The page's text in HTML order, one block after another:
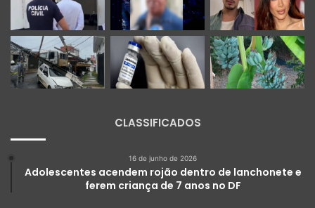
CLASSIFICADOS
16 de junho de 2026
Adolescentes acendem rojão dentro de lanchonete e
ferem criança de 7 anos no DF